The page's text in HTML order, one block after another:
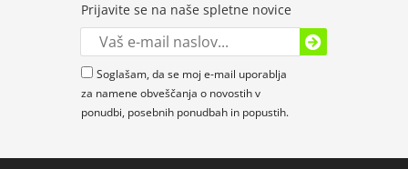
Prijavite se na naše spletne novice
Soglašam, da se moj e-mail uporablja
za namene obveščanja o novostih v
ponudbi, posebnih ponudbah in popustih.